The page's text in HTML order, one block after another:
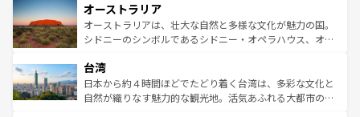
部のニューオーリンズでは、音楽と美食が融合した独特の
文化が魅力。旅行者はアメリカの各地域で異なる魅力を楽
しみながら、その多様性と豊かな歴史を感じることができ
ならではの贅沢な旅のスタイルだ。 なお、新着のアメリカ
情報はコンテンツ一覧を参照してほしい。
ワイ島は見逃せない。また、定番の観光地といえばオアフ
島だが、静かな自然を求めるならマウイ島やカウアイ島が
おすすめ。エメラルドグリーンに輝く海をはじめ、豊かな
れるおもてなしの心で訪れる人々を迎えてくれるハワイの
人々、おいしいローカルフードやハワイアンミュージッ
ク、伝統的なフラダンスなど、すべてがハワイの魅力を彩
オーストラリア
オーストラリアは、壮大な自然と多様な文化が魅力の国。
シドニーのシンボルであるシドニー・オペラハウス、オー
リアリーフや大陸中央部にそびえるウルル（エアーズロッ
ク）、タスマニアの美しい原生林やケアンズの熱帯雨林な
ど、見どころがたくさん。また、カフェやワイン、オージ
台湾
日本から約４時間ほどでたどり着く台湾は、多彩な文化と
自然が織りなす魅力的な観光地。活気あふれる大都市の台